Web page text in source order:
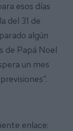
esos días
del 31 de
algún
de Papá Noel
un mes
enlace: